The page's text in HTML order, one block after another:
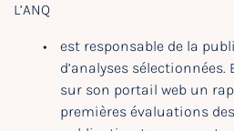
L’ANQ
est responsable de la
d’analyses sélectionnées.
sur son portail web un
premières évaluations